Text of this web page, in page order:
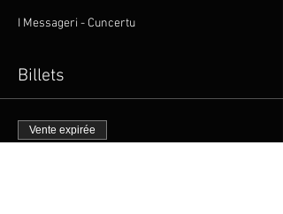
I Messageri - Cuncertu
Billets
Vente expirée